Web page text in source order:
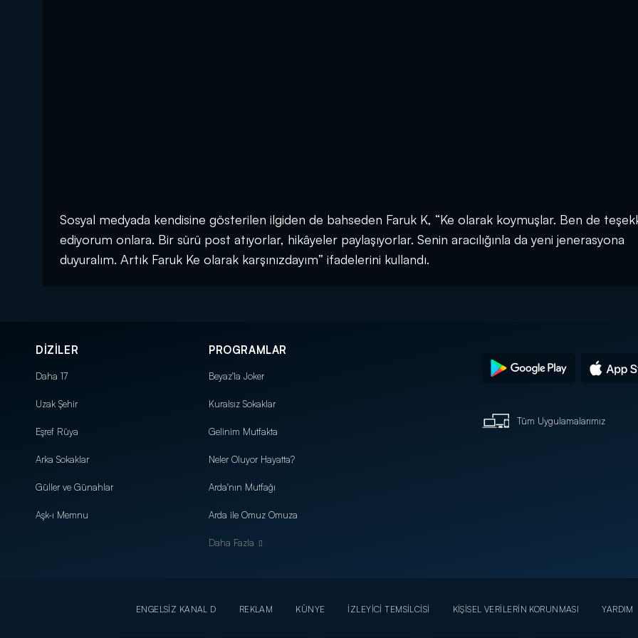
Sosyal medyada kendisine gösterilen ilgiden de bahseden Faruk K, “Ke olarak koymuşlar. Ben de
ediyorum onlara. Bir sürü post atıyorlar, hikâyeler paylaşıyorlar. Senin aracılığınla da yeni jenerasyona
duyuralım. Artık Faruk Ke olarak karşınızdayım” ifadelerini kullandı.
DİZİLER
Daha 17
Uzak Şehir
Eşref Rüya
Arka Sokaklar
Güller ve Günahlar
Aşk-ı Memnu
PROGRAMLAR
Beyaz'la Joker
Kuralsız Sokaklar
Gelinim Mutfakta
Neler Oluyor Hayatta?
Arda'nın Mutfağı
Arda ile Omuz Omuza
Daha Fazla
Tüm Uygulamalarımız
ENGELSİZ KANAL D REKLAM KÜNYE İZLEYİCİ TEMSİLCİSİ KİŞİSEL VERİLERİN KORUNMASI YARDIM